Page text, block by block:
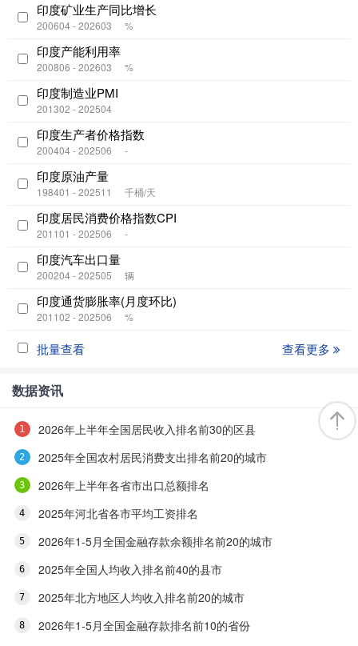
印度矿业生产同比增长
200604 - 202603 %
印度产能利用率
200806 - 202603 %
印度制造业PMI
201302 - 202504
印度生产者价格指数
200404 - 202506 -
印度原油产量
198401 - 202511 千桶/天
印度居民消费价格指数CPI
201101 - 202506 -
印度汽车出口量
200204 - 202505 辆
印度通货膨胀率(月度环比)
201102 - 202506 %
批量查看 查看更多
数据资讯
2026年上半年全国居民收入排名前30的区县
2025年全国农村居民消费支出排名前20的城市
2026年上半年各省市出口总额排名
2025年河北省各市平均工资排名
2026年1-5月全国金融存款余额排名前20的城市
2025年全国人均收入排名前40的县市
2025年北方地区人均收入排名前20的城市
2026年1-5月全国金融存款排名前10的省份